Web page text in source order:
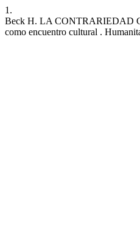
1.
Beck H. LA CONTRARIEDAD
como encuentro cultural .